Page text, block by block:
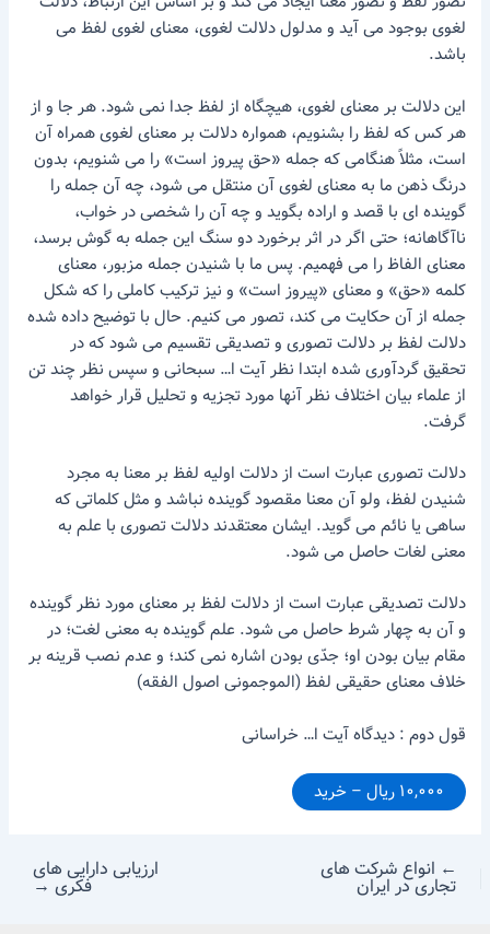
لغوی بوجود می آید و مدلول دلالت لغوی، معنای لغوی لفظ می
باشد.
این دلالت بر معنای لغوی، هیچگاه از لفظ جدا نمی شود. هر جا و از
هر کس که لفظ را بشنویم، همواره دلالت بر معنای لغوی همراه آن
است، مثلاً هنگامی که جمله «حق پیروز است» را می شنویم، بدون
درنگ ذهن ما به معنای لغوی آن منتقل می شود، چه آن جمله را
گوینده ای با قصد و اراده بگوید و چه آن را شخصی در خواب،
ناآگاهانه؛ حتی اگر در اثر برخورد دو سنگ این جمله به گوش برسد،
معنای الفاظ را می فهمیم. پس ما با شنیدن جمله مزبور، معنای
کلمه «حق» و معنای «پیروز است» و نیز ترکیب کاملی را که شکل
جمله از آن حکایت می کند، تصور می کنیم. حال با توضیح داده شده
دلالت لفظ بر دلالت تصوری و تصدیقی تقسیم می شود که در
تحقیق گردآوری شده ابتدا نظر آیت ا… سبحانی و سپس نظر چند تن
از علماء بیان اختلاف نظر آنها مورد تجزیه و تحلیل قرار خواهد
گرفت.
دلالت تصوری عبارت است از دلالت اولیه لفظ بر معنا به مجرد
شنیدن لفظ، ولو آن معنا مقصود گوینده نباشد و مثل کلماتی که
ساهی یا نائم می گوید. ایشان معتقدند دلالت تصوری با علم به
معنی لغات حاصل می شود.
دلالت تصدیقی عبارت است از دلالت لفظ بر معنای مورد نظر گوینده
و آن به چهار شرط حاصل می شود. علم گوینده به معنی لغت؛ در
مقام بیان بودن او؛ جدّی بودن اشاره نمی کند؛ و عدم نصب قرینه بر
خلاف معنای حقیقی لفظ (الموجمونی اصول الفقه)
قول دوم : دیدگاه آیت ا… خراسانی
۱۰,۰۰۰ ریال – خرید
← انواع شرکت های
تجاری در ایران
ارزیابی دارایی های
فکری →